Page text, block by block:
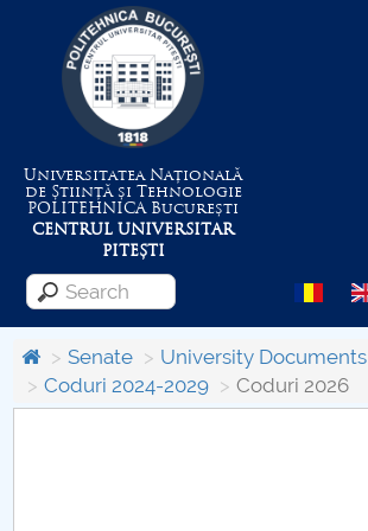
Universitatea Națională
de Știință și Tehnologie
POLITEHNICABucurești
CENTRUL UNIVERSITAR
PITEȘTI
Menu
About the University
Senate
University Documents
Coduri 2024-2029
Coduri 2026